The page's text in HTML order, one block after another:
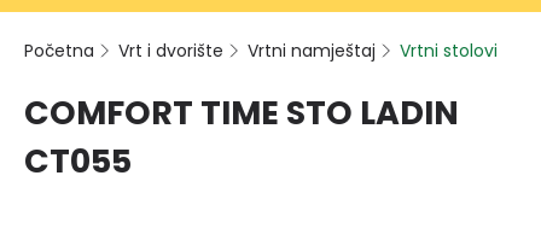
Početna Vrt i dvorište Vrtni namještaj Vrtni stolovi
COMFORT TIME STO LADIN
CT055